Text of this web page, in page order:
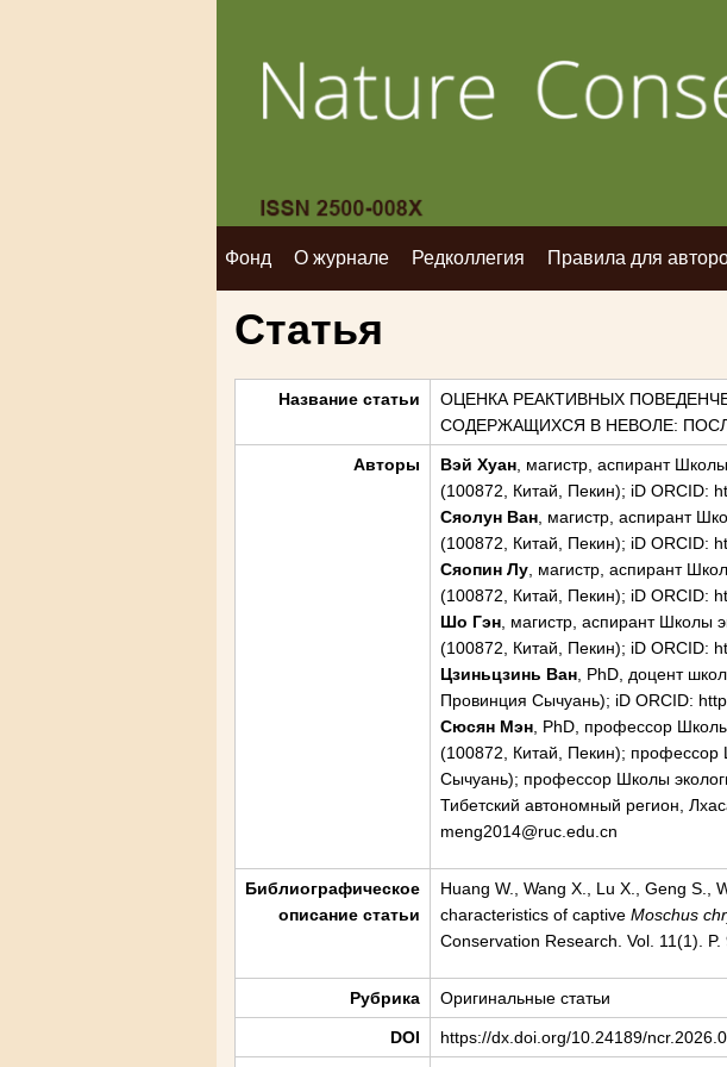
Фонд О журнале Редколлегия Правила для
Статья
Название статьи
ОЦЕНКА РЕАКТИВНЫХ
СОДЕРЖАЩИХСЯ В НЕВОЛЕ:
Авторы Вэй Хуан , магистр, аспирант
(100872, Китай, Пекин); iD ORCID:
Сяолун Ван , магистр, аспирант
(100872, Китай, Пекин); iD ORCID:
Сяопин Лу , магистр, аспирант
(100872, Китай, Пекин); iD ORCID:
Шо Гэн , магистр, аспирант Школы
(100872, Китай, Пекин); iD ORCID:
Цзиньцзинь Ван , PhD, доцент
Провинция Сычуань); iD ORCID:
Сюсян Мэн , PhD, профессор
(100872, Китай, Пекин); профессор
Сычуань); профессор Школы
Тибетский автономный регион,
meng2014@ruc.edu.cn
Библиографическое
описание статьи
Huang W., Wang X., Lu X., Geng S.,
characteristics of captive Moschus
Conservation Research. Vol. 11(1).
Рубрика Оригинальные статьи
DOI https://dx.doi.org/10.24189/